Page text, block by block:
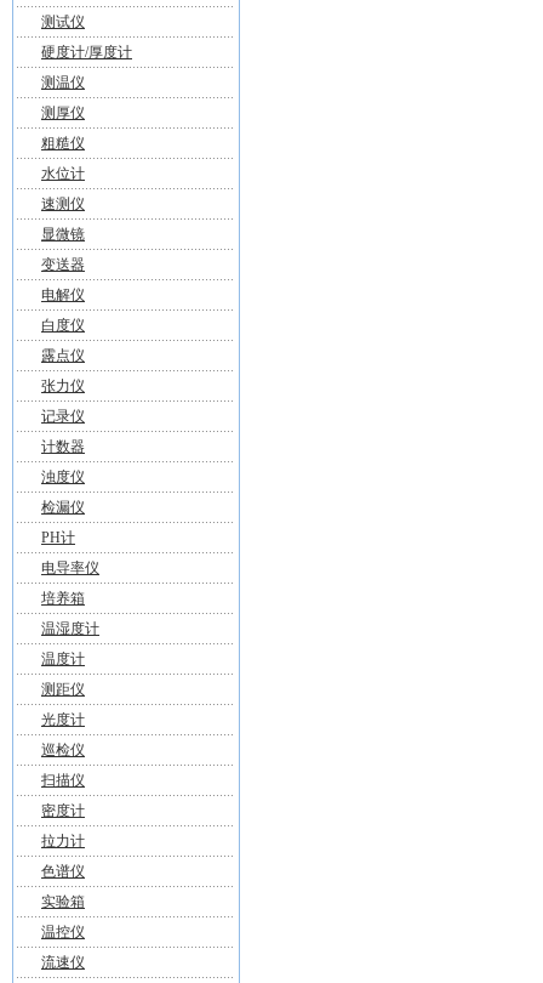
测试仪
硬度计/厚度计
测温仪
测厚仪
粗糙仪
水位计
速测仪
显微镜
变送器
电解仪
白度仪
露点仪
张力仪
记录仪
计数器
浊度仪
检漏仪
PH计
电导率仪
培养箱
温湿度计
温度计
测距仪
光度计
巡检仪
扫描仪
密度计
拉力计
色谱仪
实验箱
温控仪
流速仪